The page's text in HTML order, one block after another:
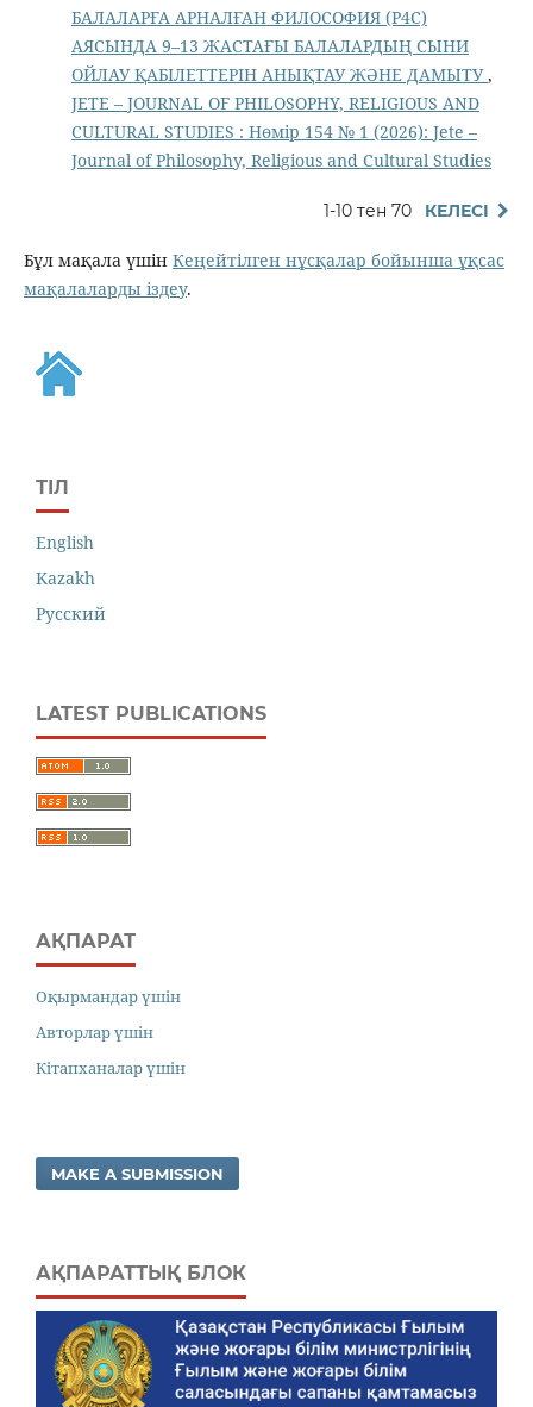
БАЛАЛАРҒА АРНАЛҒАН ФИЛОСОФИЯ (P4C)
АЯСЫНДА 9–13 ЖАСТАҒЫ БАЛАЛАРДЫҢ СЫНИ
ОЙЛАУ ҚАБІЛЕТТЕРІН АНЫҚТАУ ЖӘНЕ ДАМЫТУ,
JETE – JОURNAL OF PHILOSOPHY, RELIGIOUS AND
CULTURAL STUDIES : Нөмір 154 № 1 (2026): Jete –
Jоurnal of Philosophy, Religious аnd Cultural Studies
1-10 тен 70 КЕЛЕСІ
Бұл мақала үшін Кеңейтілген нұсқалар бойынша ұқсас
мақалаларды іздеу.
ТІЛ
English
Kazakh
Русский
LATEST PUBLICATIONS
АҚПАРАТ
Оқырмандар үшін
Авторлар үшін
Кітапханалар үшін
MAKE A SUBMISSION
АҚПАРАТТЫҚ БЛОК